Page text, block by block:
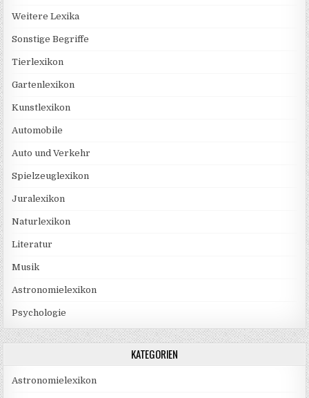
Weitere Lexika
Sonstige Begriffe
Tierlexikon
Gartenlexikon
Kunstlexikon
Automobile
Auto und Verkehr
Spielzeuglexikon
Juralexikon
Naturlexikon
Literatur
Musik
Astronomielexikon
Psychologie
KATEGORIEN
Astronomielexikon